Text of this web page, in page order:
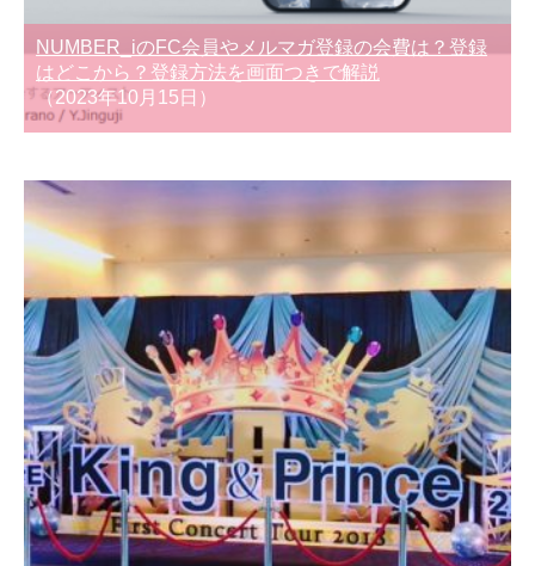
NUMBER_iのFC会員やメルマガ登録の会費は？登録
はどこから？登録方法を画面つきで解説
（2023年10月15日）